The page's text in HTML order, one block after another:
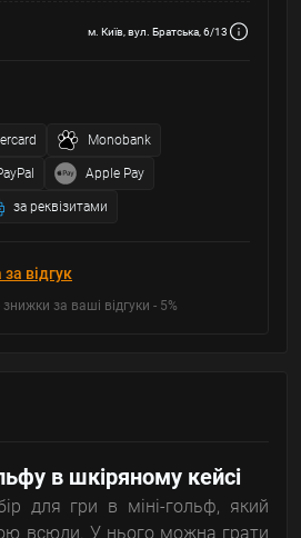
м. Київ, вул. Братська, 6/13
Monobank
Apple Pay
за реквізитами
відгук
за ваші відгуки - 5%
в шкіряному кейсі
для гри в міні-гольф, який
всюди. У нього можна грати